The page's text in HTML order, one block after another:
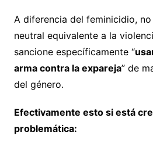
A diferencia del feminicidio,
neutral equivalente a la
sancione específicamente “
arma contra la expareja” de
del género.
Efectivamente esto si está
problemática: